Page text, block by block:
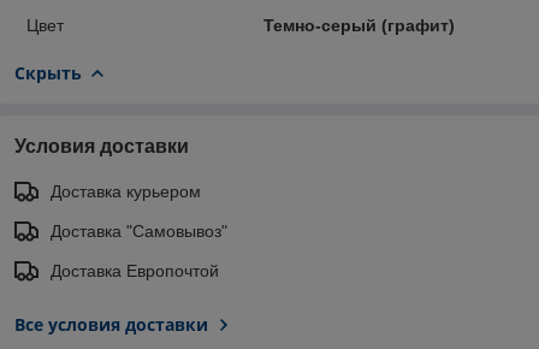
Цвет
Темно-серый (графит)
Скрыть
Условия доставки
Доставка курьером
Доставка "Самовывоз"
Доставка Европочтой
Все условия доставки